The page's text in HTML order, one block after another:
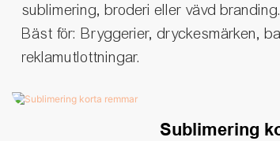
sublimering, broderi eller vävd branding.
Bäst för: Bryggerier, dryckesmärken,
reklamutlottningar.
Sublimering